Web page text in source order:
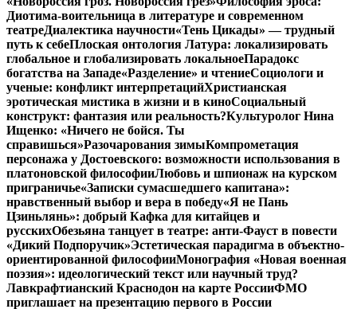
Диотима-воительница в литературе и современном
театреДиалектика научности«Тень Цикады» — трудный
путь к себеПлоская онтология Латура: локализировать
глобальное и глобализировать локальноеПарадокс
богатства на Западе«Разделение» и чтениеСоциологи и
ученые: конфликт интерпретацийХристианская
эротическая мистика в жизни и в киноСоциальный
конструкт: фантазия или реальность?Культуролог Нина
Ищенко: «Ничего не бойся. Ты
справишься»Разочарования зимыКомпрометация
персонажа у Достоевского: возможности использования в
платоновской философииЛюбовь и шпионаж на курском
приграничье«Записки сумасшедшего капитана»:
нравственный выбор и вера в победу«Я не Пань
Цзиньлянь»: добрый Кафка для китайцев и
русскихОбезьяна танцует в театре: анти-Фауст в повести
«Дикий Подпоручик»Эстетическая парадигма в объектно-
ориентированной философииМонография «Новая военная
поэзия»: идеологический текст или научный труд?
Лавкрафтианский Краснодон на карте РоссииФМО
приглашает на презентацию первого в России